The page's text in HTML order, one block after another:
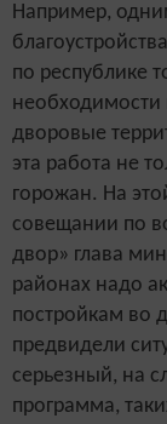
Например,
по республике
необходимости
дворовые
эта работа не
горожан. На
совещании по
двор» глава
районах надо
постройкам во
предвидели
серьезный, на
программа,